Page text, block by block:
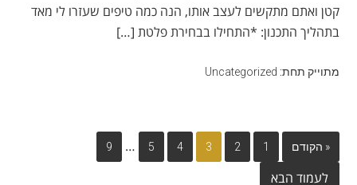
קטן ואתם מתקשים לעצב אותו, הנה כמה טיפים שעזרו לי מאד
בתהליך התכנון: *התחילו בבחירת פלטת […]
מתוייק תחת: Uncategorized
« הקודם 1
2
3
4
5
…
9